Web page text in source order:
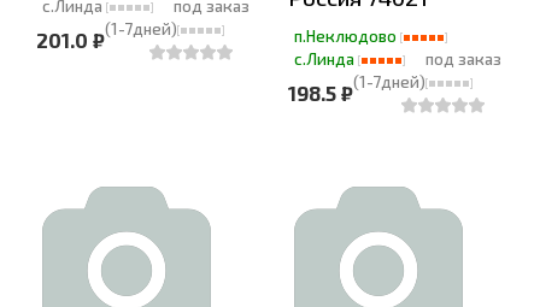
с.Линда
под заказ
(1-7дней)
201.0 ₽
п.Неклюдово
с.Линда
под заказ
(1-7дней)
198.5 ₽